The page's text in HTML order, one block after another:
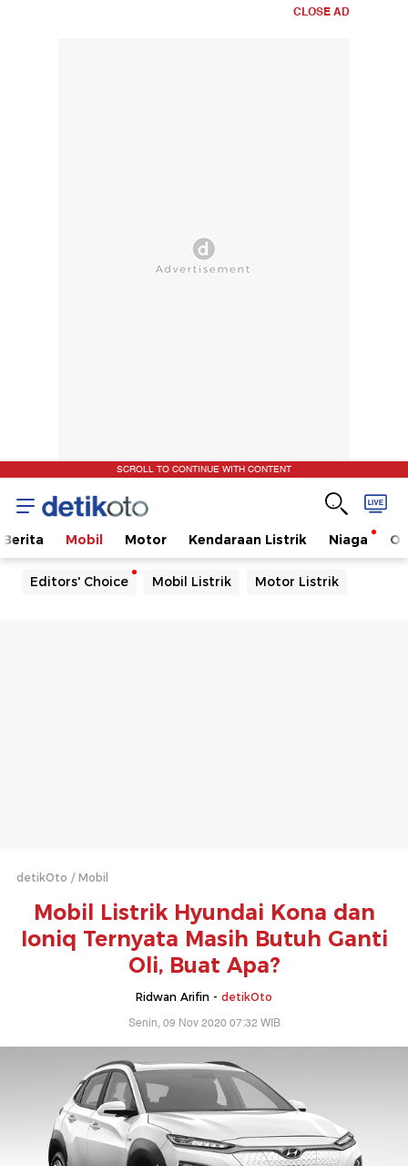
CLOSE AD
SCROLL TO CONTINUE WITH CONTENT
Berita Mobil Motor Kendaraan Listrik Niaga
Editors' Choice Mobil Listrik Motor Listrik
detikOto Mobil
Mobil Listrik Hyundai Kona dan
Ioniq Ternyata Masih Butuh Ganti
Oli, Buat Apa?
Ridwan Arifin - detikOto
Senin, 09 Nov 2020 07:32 WIB